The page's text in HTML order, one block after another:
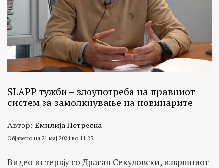
SLAPP тужби – злоупотреба на правниот
систем за замолкнување на новинарите
Автор: Емилија Петреска
Објавено на 21 мај 2024 во 11:23
Видео интервју со Драган Секуловски, извршниот